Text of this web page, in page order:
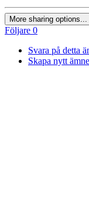
More sharing options...
Följare 0
Svara på detta
Skapa nytt ämne